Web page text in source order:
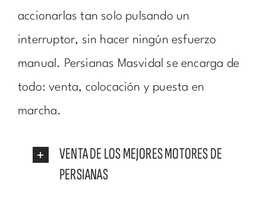
accionarlas tan solo pulsando un
interruptor, sin hacer ningún esfuerzo
manual. Persianas Masvidal se encarga de
todo: venta, colocación y puesta en
marcha.
VENTA DE LOS MEJORES MOTORES DE
PERSIANAS